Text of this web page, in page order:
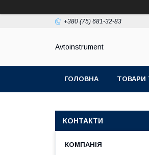
+380 (75) 681-32-83
Avtoinstrument
ГОЛОВНА ТОВАРИ
КОНТАКТИ